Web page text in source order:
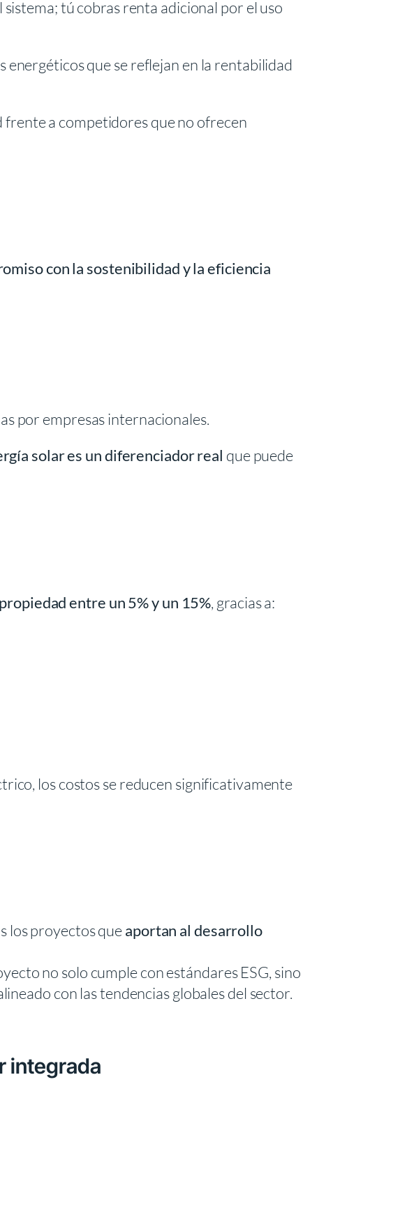
tú cobras renta adicional por el uso
que se reflejan en la rentabilidad
frente a competidores que no ofrecen
con la sostenibilidad y la eficiencia
por empresas internacionales.
solar es un diferenciador real que puede
entre un 5% y un 15%, gracias a:
los costos se reducen significativamente
los proyectos queaportan al desarrollo
no solo cumple con estándares ESG, sino
con las tendencias globales del sector.
integrada